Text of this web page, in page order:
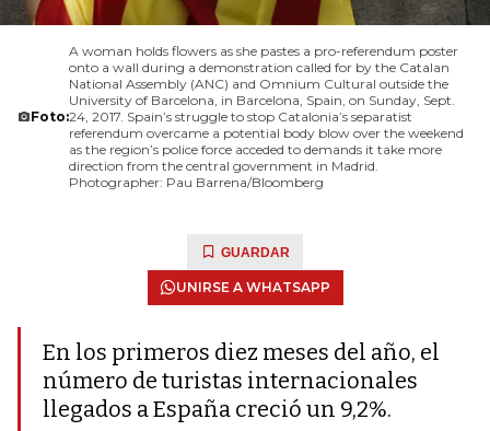
Foto:
A woman holds flowers as she pastes a pro-referendum poster
onto a wall during a demonstration called for by the Catalan
National Assembly (ANC) and Omnium Cultural outside the
University of Barcelona, in Barcelona, Spain, on Sunday, Sept.
24, 2017. Spain’s struggle to stop Catalonia’s separatist
referendum overcame a potential body blow over the weekend
as the region’s police force acceded to demands it take more
direction from the central government in Madrid.
Photographer: Pau Barrena/Bloomberg
GUARDAR
UNIRSE A WHATSAPP
En los primeros diez meses del año, el
número de turistas internacionales
llegados a España creció un 9,2%.